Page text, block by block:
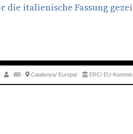
italienische Fassung
· · · Catalunya/ Europa/ · ERC/ EU-